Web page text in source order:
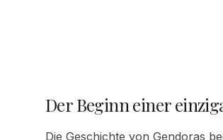
Der Beginn einer
Die Geschichte von Gendoras